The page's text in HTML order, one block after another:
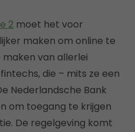
2 moet het voor
maken om online te
van allerlei
die – mits ze een
Nederlandsche Bank
om toegang te krijgen
De regelgeving komt